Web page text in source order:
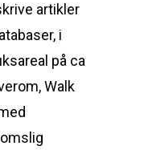
artikler
i
på ca
Walk